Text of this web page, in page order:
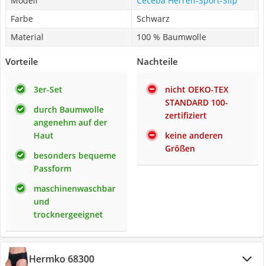
Farbe
Schwarz
Material
100 % Baumwolle
Vorteile
3er-Set
durch Baumwolle
angenehm auf der
Haut
besonders bequeme
Passform
maschinenwaschbar
und
trocknergeeignet
Nachteile
nicht OEKO-TEX
STANDARD 100-
zertifiziert
keine anderen
Größen
Hermko 68300